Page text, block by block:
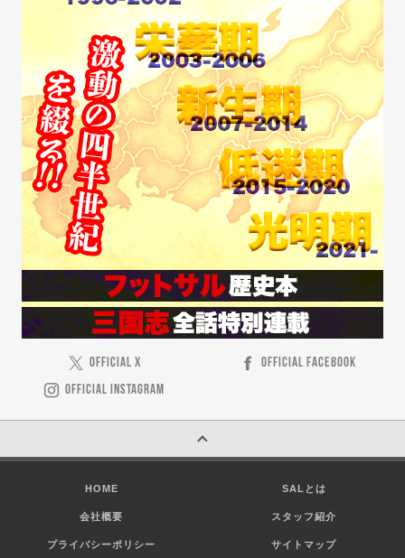
OFFICIAL X
OFFICIAL FACEBOOK
OFFICIAL INSTAGRAM
HOME SALとは
会社概要 スタッフ紹介
プライバシーポリシー サイトマップ